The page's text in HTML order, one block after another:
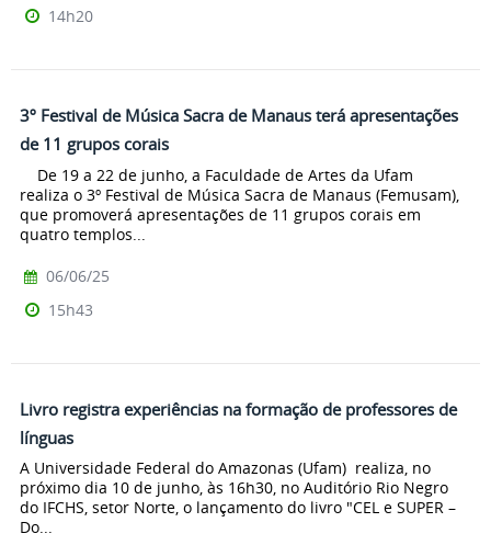
14h20
3º Festival de Música Sacra de Manaus terá apresentações
de 11 grupos corais
De 19 a 22 de junho, a Faculdade de Artes da Ufam
realiza o 3º Festival de Música Sacra de Manaus (Femusam),
que promoverá apresentações de 11 grupos corais em
quatro templos...
06/06/25
15h43
Livro registra experiências na formação de professores de
línguas
A Universidade Federal do Amazonas (Ufam) realiza, no
próximo dia 10 de junho, às 16h30, no Auditório Rio Negro
do IFCHS, setor Norte, o lançamento do livro "CEL e SUPER –
Do...